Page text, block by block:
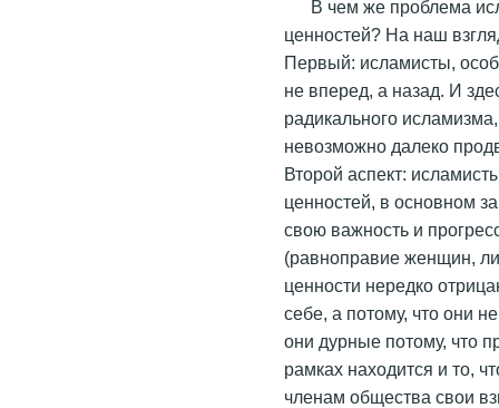
В чем же проблема
ценностей? На наш
Первый: исламисты,
не вперед, а назад. И
радикального
невозможно далеко
Второй аспект:
ценностей, в основном
свою важность и
(равноправие женщин,
ценности нередко
себе, а потому, что они
они дурные потому, что
рамках находится и то,
членам общества свои